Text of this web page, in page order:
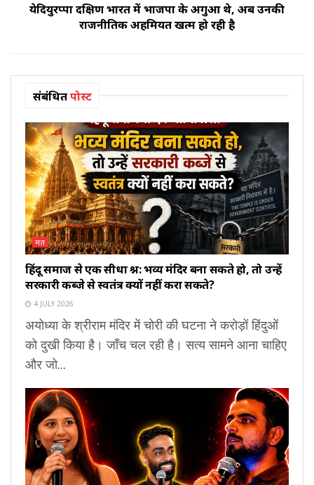
येदियुरप्पा दक्षिण भारत में भाजपा के अगुआ थे, अब उनकी
राजनीतिक अहमियत खत्म हो रही है
संबंधितपोस्ट
मत
हिंदू समाज से एक सीधा प्रश्न: भव्य मंदिर बना सकते हो, तो उन्हें
सरकारी कब्जे से स्वतंत्र क्यों नहीं करा सकते?
4 JULY 2026
अयोध्या के श्रीराम मंदिर में चोरी की घटना ने करोड़ों हिंदुओं
को दुखी किया है। जाँच चल रही है। सत्य सामने आना चाहिए
और जो...